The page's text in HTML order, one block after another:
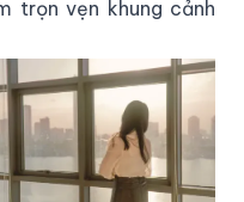
trọn vẹn khung cảnh